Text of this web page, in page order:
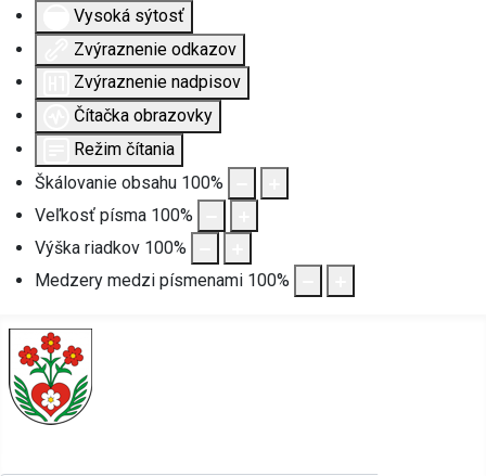
Vysoká sýtosť
Zvýraznenie odkazov
Zvýraznenie nadpisov
Čítačka obrazovky
Režim čítania
Škálovanie obsahu 100%
Veľkosť písma 100%
Výška riadkov 100%
Medzery medzi písmenami 100%